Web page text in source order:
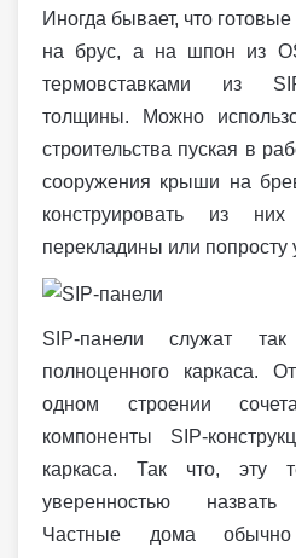
Иногда бывает, что
на брус, а на шпон из
термовставками из
толщины. Можно
строительства пуская в
сооружения крыши на
конструировать из
перекладины или попросту
SIP-панели служат
полноценного каркаса.
одном строении
компоненты SIP-
каркаса. Так что, эту
уверенностью назвать
Частные дома